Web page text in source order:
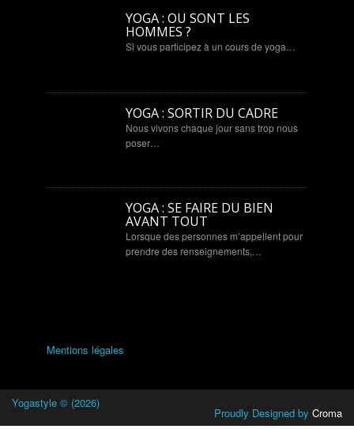
YOGA : OU SONT LES
HOMMES ?
Si vous participez à un cours de yoga…
YOGA : SORTIR DU CADRE
Nous vivons chaque jour sans trop nous
poser…
YOGA : SE FAIRE DU BIEN
AVANT TOUT
Lorsque des personnes m’appellent pour
prendre des renseignements,…
Mentions légales
Yogastyle © (2026)
Proudly Designed by Croma